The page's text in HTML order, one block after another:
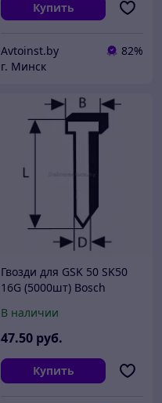
Купить
Avtoinst.by
82%
г. Минск
Гвозди для GSK 50 SK50
16G (5000шт) Bosch
В наличии
47.50 руб.
Купить